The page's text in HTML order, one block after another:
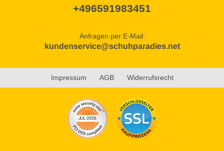
+496591983451
Anfragen per E-Mail:
kundenservice@schuhparadies.net
Impressum AGB Widerrufsrecht